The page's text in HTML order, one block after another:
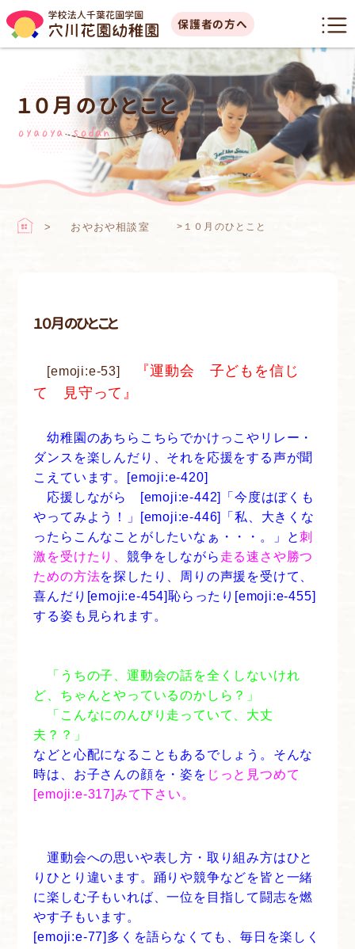
保護者の方へ
１０月のひとこと
oyaoya sodan
おやおや相談室 > １０月のひとこと
１０月のひとこと
[emoji:e-53]
『運動会 子どもを信じ
て 見守って』
幼稚園のあちらこちらでかけっこやリレー・
ダンスを楽しんだり、それを応援をする声が聞
こえています。[emoji:e-420]
応援しながら [emoji:e-442]「今度はぼくも
やってみよう！」[emoji:e-446]「私、大きくな
ったらこんなことがしたいなぁ・・・。」と刺
激を受けたり、競争をしながら 走る速さや勝つ
ための方法を探したり、周りの声援を受けて、
喜んだり[emoji:e-454]恥らったり[emoji:e-455]
する姿も見られます。
「うちの子、運動会の話を全くしないけれ
ど、ちゃんとやっているのかしら？」
「こんなにのんびり走っていて、大丈
夫？？」
などと心配になることもあるでしょう。そんな
時は、お子さんの顔を・姿を じっと見つめて
[emoji:e-317]みて下さい。
運動会への思いや表し方・取り組み方はひと
りひとり違います。踊りや競争などを皆と一緒
に楽しむ子もいれば、一位を目指して闘志を燃
やす子もいます。
[emoji:e-77]多くを語らなくても、毎日を楽しく